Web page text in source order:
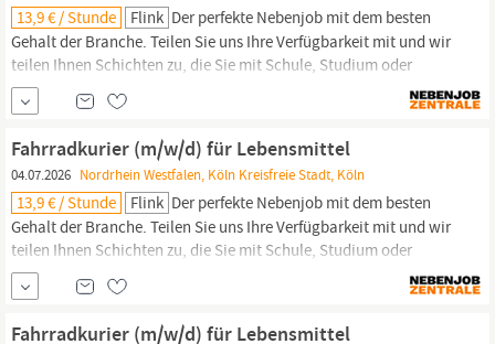
13,9 € / Stunde Flink Der perfekte Nebenjob mit dem besten
Gehalt der Branche. Teilen Sie uns Ihre Verfügbarkeit mit und wir
teilen Ihnen Schichten zu, die Sie mit Schule, Studium oder
Hobbys vereinbaren können. Einleitung: Unsere Warenlager sind
clever verteilt in städtischen Gebieten mit hoher
Bevölkerungsdichte und ermöglichen mit Hilfe unserer E-Bikes-
Flotte die schnellste Lebensmittel...
Fahrradkurier (m/w/d) für Lebensmittel
04.07.2026 Nordrhein Westfalen, Köln Kreisfreie Stadt, Köln
13,9 € / Stunde Flink Der perfekte Nebenjob mit dem besten
Gehalt der Branche. Teilen Sie uns Ihre Verfügbarkeit mit und wir
teilen Ihnen Schichten zu, die Sie mit Schule, Studium oder
Hobbys vereinbaren können. Einleitung: Unsere Warenlager sind
clever verteilt in städtischen Gebieten mit hoher
Bevölkerungsdichte und ermöglichen mit Hilfe unserer E-Bikes-
Fahrradkurier (m/w/d) für Lebensmittel